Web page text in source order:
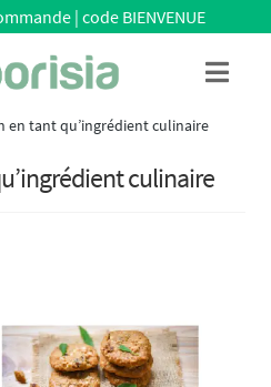
| code BIENVENUE
Menu
en tant qu’ingrédient culinaire
culinaire